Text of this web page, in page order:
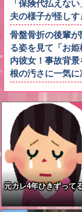
「保険代払えな
夫の様子が怪し
骨盤骨折の後輩
る姿を見て「お
内彼女！事故背
根の汚さに一気に
元カレ4年ひきずって